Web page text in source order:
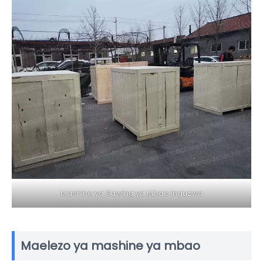
Mashine ya Sawing ya Mbao Inauzwa
Maelezo ya mashine ya mbao